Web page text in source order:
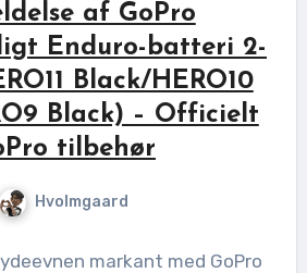
af GoPro
Enduro-batteri 2-
Black/HERO10
Black) – Officielt
tilbehør
Hvolmgaard
markant med GoPro